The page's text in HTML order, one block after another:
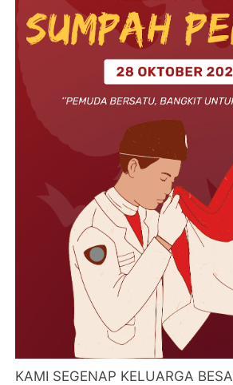
KAMI SEGENAP KELUARGA